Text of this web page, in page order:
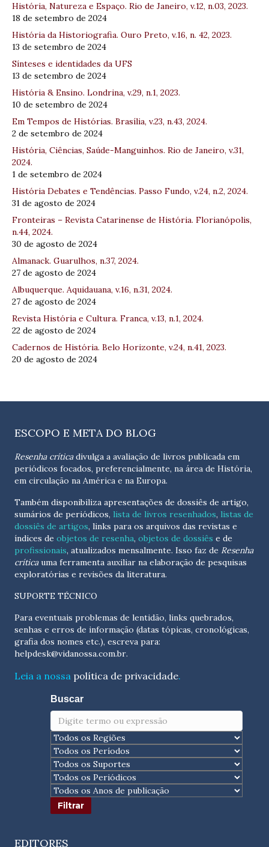
História, Natureza e Espaço. Rio de Janeiro, v.12, n.03, 2023.
18 de setembro de 2024
História da Historiografia. Ouro Preto, v.16, n. 42, 2023.
13 de setembro de 2024
Sínteses e identidades da UFS
13 de setembro de 2024
História & Ensino. Londrina, v.29, n.1, 2023.
10 de setembro de 2024
Em Tempos de Histórias. Brasília, v.23, n.43, 2024.
2 de setembro de 2024
História, Ciências, Saúde-Manguinhos. Rio de Janeiro, v.31,
2024.
1 de setembro de 2024
História Debates e Tendências. Passo Fundo, v.24, n.2, 2024.
31 de agosto de 2024
Fronteiras – Revista Catarinense de História. Florianópolis,
n.44, 2024.
30 de agosto de 2024
Almanack. Guarulhos, n.37, 2024.
27 de agosto de 2024
Albuquerque. Aquidauana, v.16, n.31, 2024.
27 de agosto de 2024
Revista História e Cultura. Franca, v.13, n.1, 2024.
22 de agosto de 2024
Cadernos de História. Belo Horizonte, v.24, n.41, 2023.
20 de agosto de 2024
ESCOPO E META DO BLOG
Resenha críticadivulga a avaliação de livros publicada em
periódicos focados, preferencialmente, na área de História,
em circulação na América e na Europa.
Também disponibiliza apresentações de dossiês de artigo,
sumários de periódicos, lista de livros resenhados, listas de
dossiês de artigos, links para os arquivos das revistas e
índices de objetos de resenha, objetos de dossiês e de
profissionais, atualizados mensalmente. Isso faz de Resenha
críticauma ferramenta auxiliar na elaboração de pesquisas
exploratórias e revisões da literatura.
SUPORTE TÉCNICO
Para eventuais problemas de lentidão, links quebrados,
senhas e erros de informação (datas tópicas, cronológicas,
helpdesk@vidanossa.com.br.
Leia a nossa política de privacidade.
Buscar
EDITORES